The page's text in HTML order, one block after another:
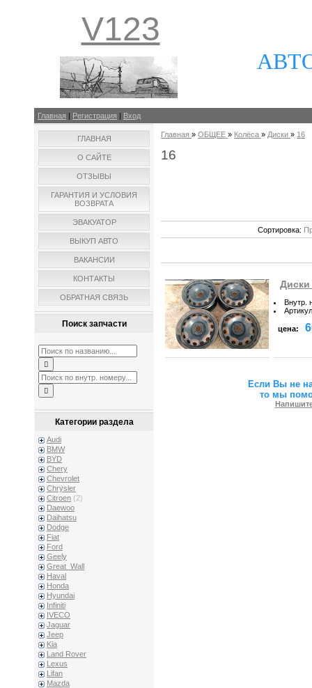
V123
Главная | Регистрация | Вход
ГЛАВНАЯ
О САЙТЕ
ОТЗЫВЫ
ГАРАНТИЯ И УСЛОВИЯ
ВОЗВРАТА
ЭВАКУАТОР
ВЫКУП АВТО
ВАКАНСИИ
КОНТАКТЫ
ОБРАТНАЯ СВЯЗЬ
Поиск запчасти
Категории раздела
Audi
BMW
BYD
Chery
Chevrolet
Chrysler
Citroen (2)
Daewoo
Daihatsu
Dodge
Fiat
Ford
Geely
Great_Wall
Haval
Honda
Hyundai
Infiniti
IVECO
Jaguar
Jeep
Kia
Land Rover
Lexus
Lifan
Mazda
Главная » ОБЩЕЕ » Колёса » Диски » 16
16
Сортировка:
Диски
Внутр.
Артикул
цена:
Если Вы не
то мы